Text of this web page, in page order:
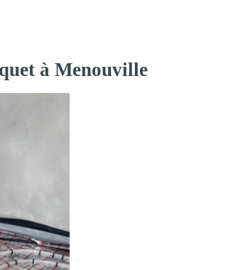
à Menouville